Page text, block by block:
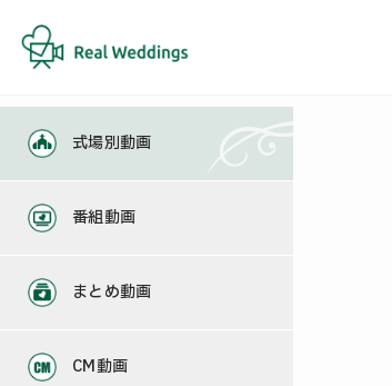
式場別動画
番組動画
まとめ動画
CM動画